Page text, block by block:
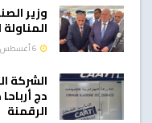
وزير
الرقمنة